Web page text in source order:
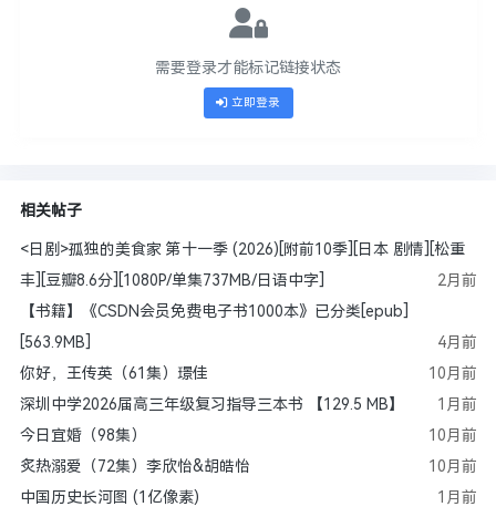
需要登录才能标记链接状态
立即登录
相关帖子
<日剧>孤独的美食家 第十一季 (2026)[附前10季][日本 剧情][松重
丰][豆瓣8.6分][1080P/单集737MB/日语中字]
2月前
【书籍】《CSDN会员免费电子书1000本》已分类[epub]
[563.9MB]
4月前
你好，王传英（61集）璟佳
10月前
深圳中学2026届高三年级复习指导三本书 【129.5 MB】
1月前
今日宜婚（98集）
10月前
炙热溺爱（72集）李欣怡&胡皓怡
10月前
中国历史长河图 (1亿像素)
1月前